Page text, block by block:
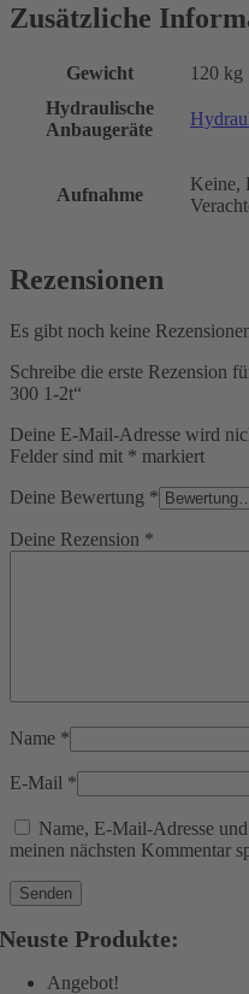
Zusätzliche
Gewicht
120 kg
Hydraulische
Anbaugeräte
Aufnahme
Keine,
Rezensionen
Es gibt noch keine
Schreibe die erste Rezension
300 1-2t“
Deine E-Mail-Adresse wird
Felder sind mit * markiert
Deine Bewertung *
Deine Rezension *
Name *
E-Mail *
Name, E-Mail-Adresse
meinen nächsten Kommentar
Neuste Produkte:
Angebot!